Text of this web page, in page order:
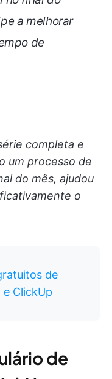
a melhorar
de
completa e
um processo de
do mês, ajudou
o
de
ClickUp
de